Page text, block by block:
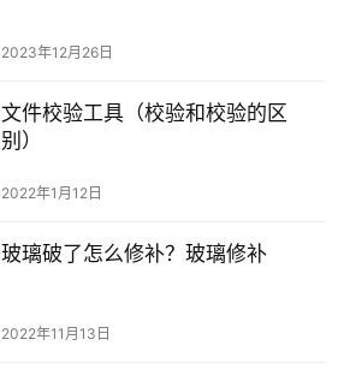
2023年12月26日
文件校验工具（校验和校验的区
别）
2022年1月12日
玻璃破了怎么修补？玻璃修补
2022年11月13日